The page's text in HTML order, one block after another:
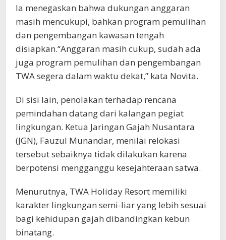
Ia menegaskan bahwa dukungan anggaran
masih mencukupi, bahkan program pemulihan
dan pengembangan kawasan tengah
disiapkan.“Anggaran masih cukup, sudah ada
juga program pemulihan dan pengembangan
TWA segera dalam waktu dekat,” kata Novita.
Di sisi lain, penolakan terhadap rencana
pemindahan datang dari kalangan pegiat
lingkungan. Ketua Jaringan Gajah Nusantara
(JGN), Fauzul Munandar, menilai relokasi
tersebut sebaiknya tidak dilakukan karena
berpotensi mengganggu kesejahteraan satwa.
Menurutnya, TWA Holiday Resort memiliki
karakter lingkungan semi-liar yang lebih sesuai
bagi kehidupan gajah dibandingkan kebun
binatang.